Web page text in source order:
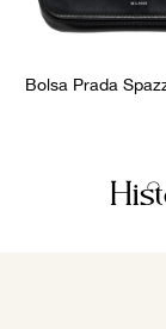
Bolsa Prada